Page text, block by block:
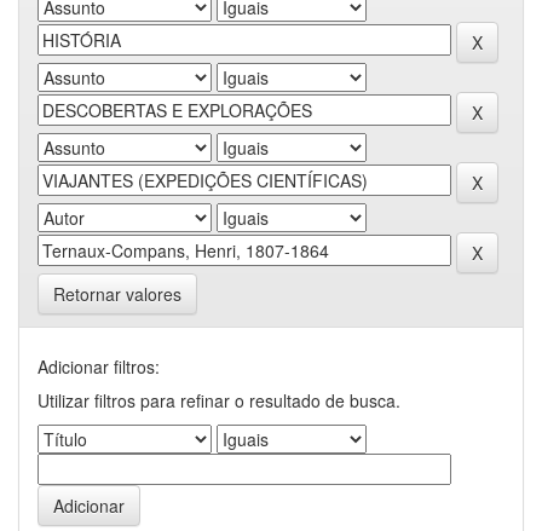
Retornar valores
Adicionar filtros:
Utilizar filtros para refinar o resultado de busca.